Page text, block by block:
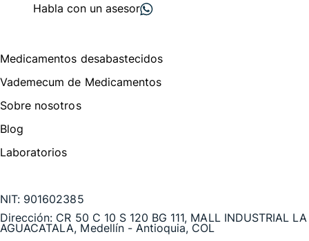
Habla con un asesor
Medicamentos desabastecidos
Vademecum de Medicamentos
Sobre nosotros
Blog
Laboratorios
NIT: 901602385
Dirección: CR 50 C 10 S 120 BG 111, MALL INDUSTRIAL LA
AGUACATALA, Medellín - Antioquia, COL